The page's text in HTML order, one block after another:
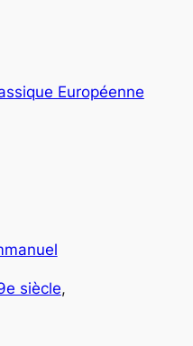
Européenne
siècle